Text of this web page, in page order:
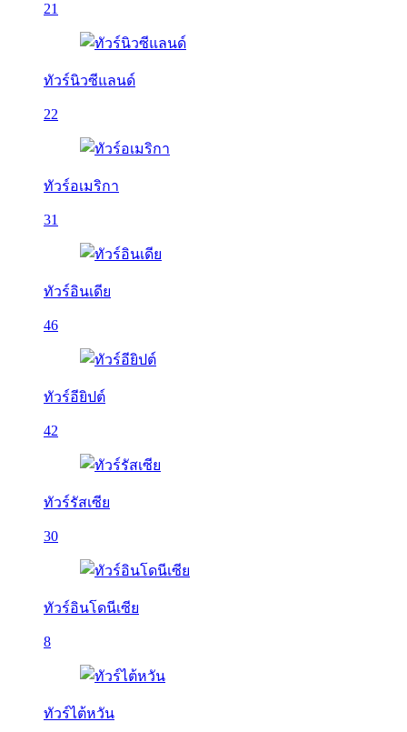
21
ทัวร์นิวซีแลนด์
22
ทัวร์อเมริกา
31
ทัวร์อินเดีย
46
ทัวร์อียิปต์
42
ทัวร์รัสเซีย
30
ทัวร์อินโดนีเซีย
8
ทัวร์ไต้หวัน